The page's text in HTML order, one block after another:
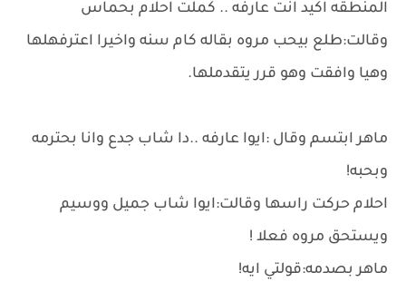
المنطقه اكيد انت عارفه .. كملت احلام بحماس
وقالت:طلع بيحب مروه بقاله كام سنه واخيرا اعترفهلها
وهيا وافقت وهو قرر يتقدملها.
ماهر ابتسم وقال :ايوا عارفه ..دا شاب جدع وانا بحترمه
وبحبه!
احلام حركت راسها وقالت:ايوا شاب جميل ووسيم
ويستحق مروه فعلا !
ماهر بصدمه:قولتي ايه!